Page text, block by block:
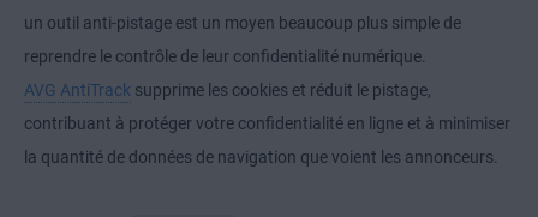
un outil anti-pistage est un moyen beaucoup plus simple de
reprendre le contrôle de leur confidentialité numérique.
AVG AntiTrack supprime les cookies et réduit le pistage,
contribuant à protéger votre confidentialité en ligne et à minimiser
la quantité de données de navigation que voient les annonceurs.